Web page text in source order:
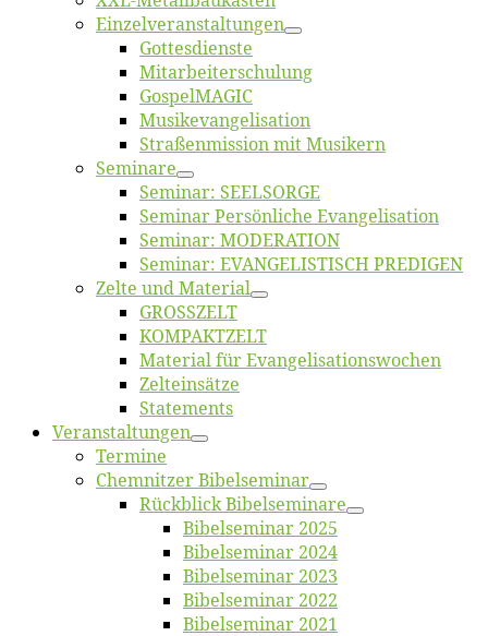
Einzelver­an­stal­tungen
Got­tes­diens­te
Mitarbeiter­schulung
Gos­pel­MA­GIC
Musikevan­ge­li­sa­tion
Straßenmis­sion mit Musikern
Se­mi­na­re
Se­mi­nar: SEELSORGE
Se­mi­nar Per­sön­li­che Evangelisation
Se­mi­nar: MODERATION
Se­mi­nar: EVANGELISTISCH PREDIGEN
Zel­te und Material
GROSSZELT
KOMPAKTZELT
Ma­te­ri­al für Evangelisationswochen
Zelt­ein­sät­ze
State­ments
Ver­an­stal­tun­gen
Ter­mi­ne
Chemnit­zer Bibelseminar
Rück­blick Bibelseminare
Bi­bel­se­mi­nar 2025
Bi­bel­se­mi­nar 2024
Bi­bel­se­mi­nar 2023
Bi­bel­se­mi­nar 2022
Bi­bel­se­mi­nar 2021